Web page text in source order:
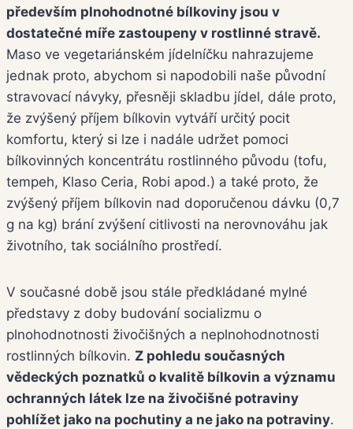
především plnohodnotné bílkoviny jsou v
dostatečné míře zastoupeny v rostlinné stravě.
Maso ve vegetariánském jídelníčku nahrazujeme
jednak proto, abychom si napodobili naše původní
stravovací návyky, přesněji skladbu jídel, dále proto,
že zvýšený příjem bílkovin vytváří určitý pocit
komfortu, který si lze i nadále udržet pomoci
bílkovinných koncentrátu rostlinného původu (tofu,
tempeh, Klaso Ceria, Robi apod.) a také proto, že
zvýšený příjem bílkovin nad doporučenou dávku (0,7
g na kg) brání zvýšení citlivosti na nerovnováhu jak
životního, tak sociálního prostředí.
V současné době jsou stále předkládané mylné
představy z doby budování socializmu o
plnohodnotnosti živočišných a neplnohodnotnosti
rostlinných bílkovin. Z pohledu současných
vědeckých poznatků o kvalitě bílkovin a významu
ochranných látek lze na živočišné potraviny
pohlížet jako na pochutiny a ne jako na potraviny.